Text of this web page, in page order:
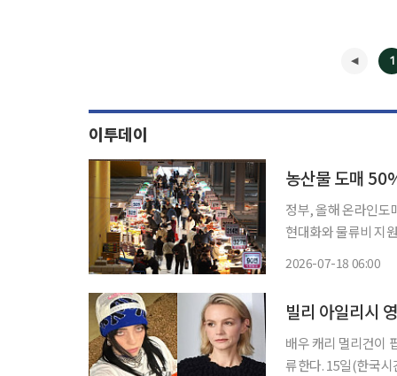
1
이투데이
농산물 도매
정부, 올해 온라인도
현대화와 물류비 지원
2026-07-18 06:00
빌리 아일리시
배우 캐리 멀리건이
류한다. 15일(한국시간) 미국 연예매체 버라이어티 등 외신을 종합하면 멀리건은 실비아 플